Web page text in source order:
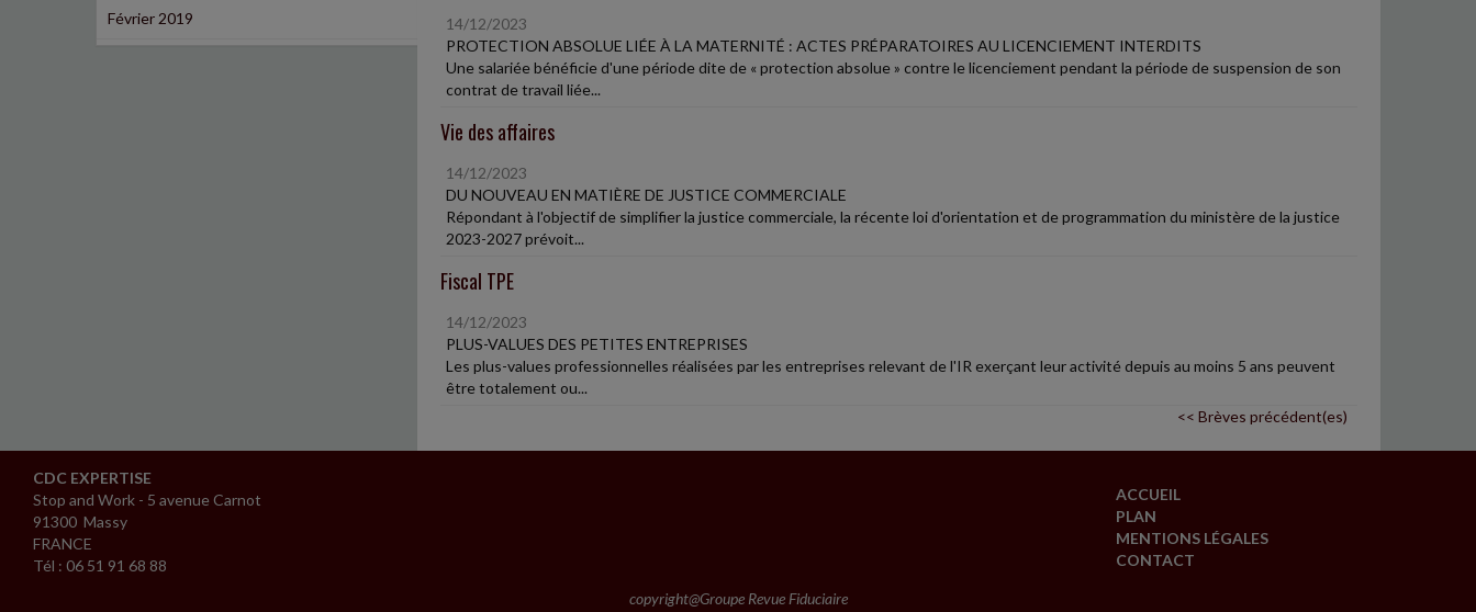
Février 2019
14/12/2023
PROTECTION ABSOLUE LIÉE À LA MATERNITÉ : ACTES PRÉPARATOIRES AU LICENCIEMENT INTERDITS
Une salariée bénéficie d'une période dite de « protection absolue » contre le licenciement pendant la période de suspension de son
contrat de travail liée...
Vie des affaires
14/12/2023
DU NOUVEAU EN MATIÈRE DE JUSTICE COMMERCIALE
Répondant à l'objectif de simplifier la justice commerciale, la récente loi d'orientation et de programmation du ministère de la justice
2023-2027 prévoit...
Fiscal TPE
14/12/2023
PLUS-VALUES DES PETITES ENTREPRISES
Les plus-values professionnelles réalisées par les entreprises relevant de l'IR exerçant leur activité depuis au moins 5 ans peuvent
être totalement ou...
<< Brèves précédent(es)
CDC EXPERTISE
Stop and Work - 5 avenue Carnot
91300 Massy
FRANCE
Tél : 06 51 91 68 88
ACCUEIL
PLAN
MENTIONS LÉGALES
CONTACT
copyright@Groupe Revue Fiduciaire